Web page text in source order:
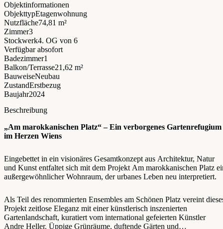
Objektinformationen
ObjekttypEtagenwohnung
Nutzfläche74,81 m²
Zimmer3
Stockwerk4. OG von 6
Verfügbar absofort
Badezimmer1
Balkon/Terrasse21,62 m²
BauweiseNeubau
ZustandErstbezug
Baujahr2024
Beschreibung
„Am marokkanischen Platz“ – Ein verborgenes Gartenrefugium
im Herzen Wiens
Eingebettet in ein visionäres Gesamtkonzept aus Architektur, Natur
und Kunst entfaltet sich mit dem Projekt Am marokkanischen Platz
außergewöhnlicher Wohnraum, der urbanes Leben neu interpretiert.
Als Teil des renommierten Ensembles am Schönen Platz vereint
Projekt zeitlose Eleganz mit einer künstlerisch inszenierten
Gartenlandschaft, kuratiert vom international gefeierten Künstler
Andre Heller. Üppige Grünräume, duftende Gärten und